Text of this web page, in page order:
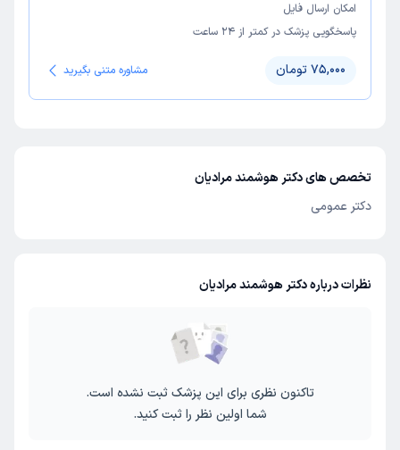
امکان ارسال فایل
پاسخگویی پزشک در کمتر از ۲۴ ساعت
75,000 تومان مشاوره متنی بگیرید
تخصص های دکتر هوشمند مرادیان
دکتر عمومی
نظرات درباره دکتر هوشمند مرادیان
تاکنون نظری برای این پزشک ثبت نشده است.
شما اولین نظر را ثبت کنید.